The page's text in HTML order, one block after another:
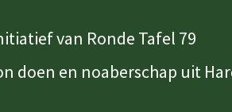
van Ronde Tafel 79
doen en noaberschap uit